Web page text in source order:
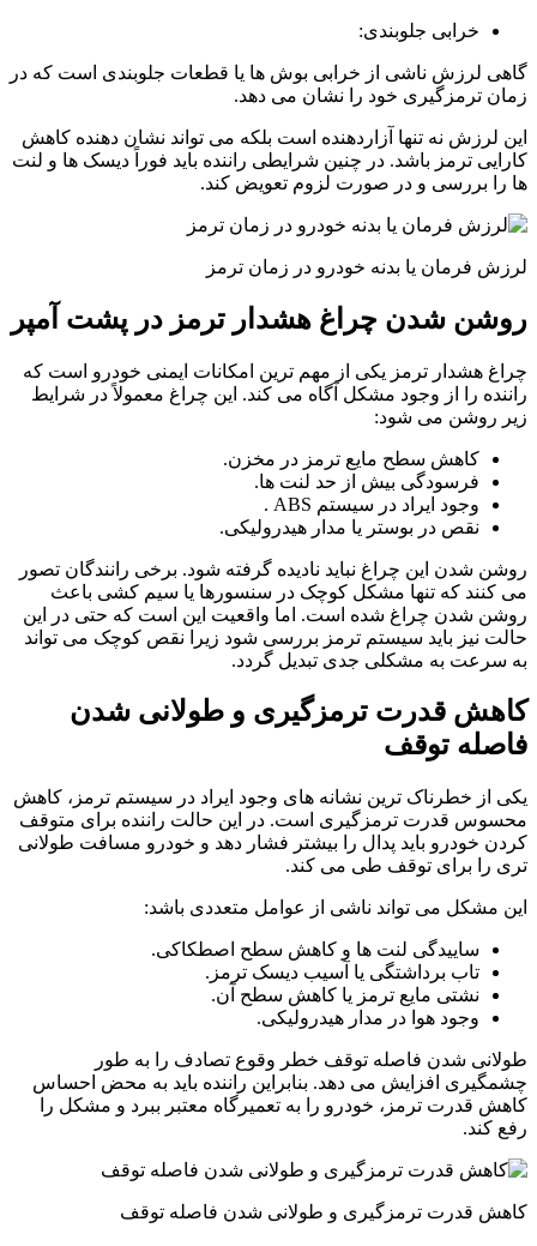
خرابی جلوبندی:
گاهی لرزش ناشی از خرابی بوش ها یا قطعات جلوبندی است که در
زمان ترمزگیری خود را نشان می دهد.
این لرزش نه تنها آزاردهنده است بلکه می تواند نشان دهنده کاهش
کارایی ترمز باشد. در چنین شرایطی راننده باید فوراً دیسک ها و لنت
ها را بررسی و در صورت لزوم تعویض کند.
لرزش فرمان یا بدنه خودرو در زمان ترمز
روشن شدن چراغ هشدار ترمز در پشت آمپر
چراغ هشدار ترمز یکی از مهم ترین امکانات ایمنی خودرو است که
راننده را از وجود مشکل آگاه می کند. این چراغ معمولاً در شرایط
زیر روشن می شود:
کاهش سطح مایع ترمز در مخزن.
فرسودگی بیش از حد لنت ها.
وجود ایراد در سیستم ABS .
نقص در بوستر یا مدار هیدرولیکی.
روشن شدن این چراغ نباید نادیده گرفته شود. برخی رانندگان تصور
می کنند که تنها مشکل کوچک در سنسورها یا سیم کشی باعث
روشن شدن چراغ شده است. اما واقعیت این است که حتی در این
حالت نیز باید سیستم ترمز بررسی شود زیرا نقص کوچک می تواند
به سرعت به مشکلی جدی تبدیل گردد.
کاهش قدرت ترمزگیری و طولانی شدن
فاصله توقف
یکی از خطرناک ترین نشانه های وجود ایراد در سیستم ترمز، کاهش
محسوس قدرت ترمزگیری است. در این حالت راننده برای متوقف
کردن خودرو باید پدال را بیشتر فشار دهد و خودرو مسافت طولانی
تری را برای توقف طی می کند.
این مشکل می تواند ناشی از عوامل متعددی باشد:
ساییدگی لنت ها و کاهش سطح اصطکاکی.
تاب برداشتگی یا آسیب دیسک ترمز.
نشتی مایع ترمز یا کاهش سطح آن.
وجود هوا در مدار هیدرولیکی.
طولانی شدن فاصله توقف خطر وقوع تصادف را به طور
چشمگیری افزایش می دهد. بنابراین راننده باید به محض احساس
کاهش قدرت ترمز، خودرو را به تعمیرگاه معتبر ببرد و مشکل را
رفع کند.
کاهش قدرت ترمزگیری و طولانی شدن فاصله توقف